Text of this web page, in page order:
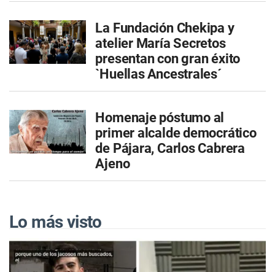
La Fundación Chekipa y
atelier María Secretos
presentan con gran éxito
`Huellas Ancestrales´
Homenaje póstumo al
primer alcalde democrático
de Pájara, Carlos Cabrera
Ajeno
Lo más visto